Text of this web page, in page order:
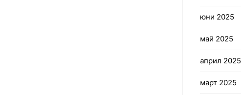
юни 2025
май 2025
април 2025
март 2025